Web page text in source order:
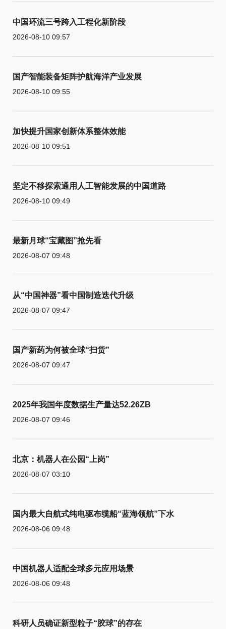
中国环流三号跨入工程化新阶段
2026-08-10 09:57
国产智能装备矩阵护航海洋产业发展
2026-08-10 09:55
加快提升国家创新体系整体效能
2026-08-10 09:51
坚定不移探索通用人工智能发展的中国道路
2026-08-10 09:49
最新月球“宝藏图”抢先看
2026-08-07 09:48
从“中国神器”看中国制造迭代升级
2026-08-07 09:47
国产新药为何被全球“扫货”
2026-08-07 09:47
2025年我国年度数据生产量达52.26ZB
2026-08-07 09:46
北京：机器人在公园“上岗”
2026-08-07 03:10
国内最大自航式纯电驱布缆船“蓝海领航”下水
2026-08-06 09:48
中国机器人适配全球多元应用场景
2026-08-06 09:48
科研人员确证新型粒子“胶球”的存在